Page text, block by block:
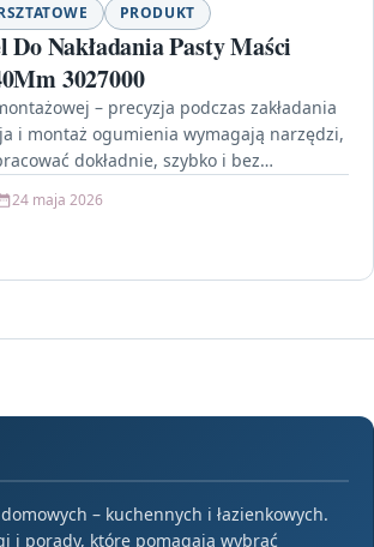
PRODUKT
Do Nakładania Pasty Maści
3027000
– precyzja podczas zakładania
i montaż ogumienia wymagają narzędzi,
dokładnie, szybko i bez
24 maja 2026
– kuchennych i łazienkowych.
i porady, które pomagają wybrać